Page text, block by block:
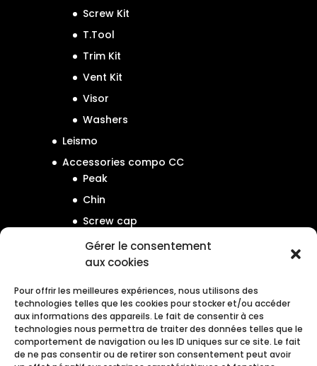
Gérer le consentement
aux cookies
Pour offrir les meilleures expériences, nous utilisons des
technologies telles que les cookies pour stocker et/ou accéder
aux informations des appareils. Le fait de consentir à ces
technologies nous permettra de traiter des données telles que le
comportement de navigation ou les ID uniques sur ce site. Le fait
de ne pas consentir ou de retirer son consentement peut avoir
Screw Kit
T.Tool
Trim Kit
Vent Kit
Visor
Washers
Leismo
Accessories compo CC
Peak
Chin
Screw cap
Guide des tailles
Manuel d’utilisation
Enregistrement garantie